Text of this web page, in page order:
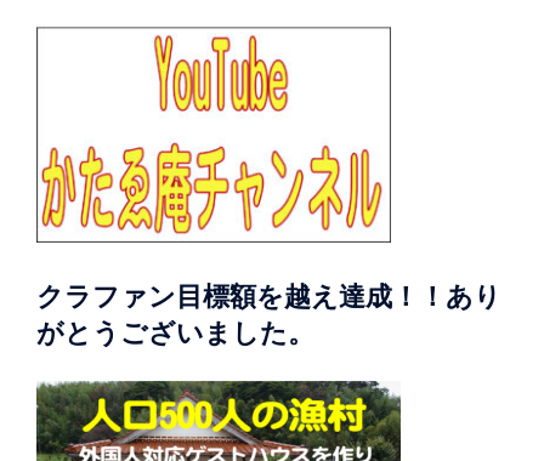
クラファン目標額を越え達成！！あり
がとうございました。